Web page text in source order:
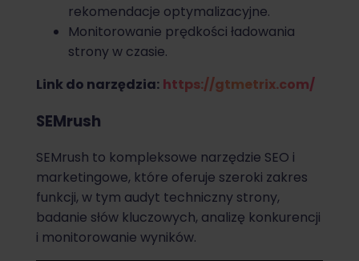
rekomendacje optymalizacyjne.
Monitorowanie prędkości ładowania
strony w czasie.
Link do narzędzia: https://gtmetrix.com/
SEMrush
SEMrush to kompleksowe narzędzie SEO i
marketingowe, które oferuje szeroki zakres
funkcji, w tym audyt techniczny strony,
badanie słów kluczowych, analizę konkurencji
i monitorowanie wyników.